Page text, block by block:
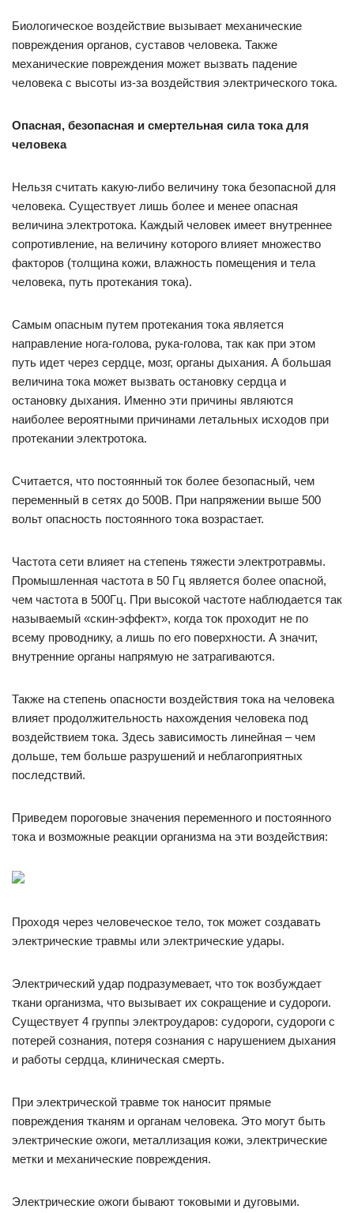
Биологическое воздействие вызывает механические
повреждения органов, суставов человека. Также
механические повреждения может вызвать падение
человека с высоты из-за воздействия электрического тока.
Опасная, безопасная и смертельная сила тока для
человека
Нельзя считать какую-либо величину тока безопасной для
человека. Существует лишь более и менее опасная
величина электротока. Каждый человек имеет внутреннее
сопротивление, на величину которого влияет множество
факторов (толщина кожи, влажность помещения и тела
человека, путь протекания тока).
Самым опасным путем протекания тока является
направление нога-голова, рука-голова, так как при этом
путь идет через сердце, мозг, органы дыхания. А большая
величина тока может вызвать остановку сердца и
остановку дыхания. Именно эти причины являются
наиболее вероятными причинами летальных исходов при
протекании электротока.
Считается, что постоянный ток более безопасный, чем
переменный в сетях до 500В. При напряжении выше 500
вольт опасность постоянного тока возрастает.
Частота сети влияет на степень тяжести электротравмы.
Промышленная частота в 50 Гц является более опасной,
чем частота в 500Гц. При высокой частоте наблюдается так
называемый «скин-эффект», когда ток проходит не по
всему проводнику, а лишь по его поверхности. А значит,
внутренние органы напрямую не затрагиваются.
Также на степень опасности воздействия тока на человека
влияет продолжительность нахождения человека под
воздействием тока. Здесь зависимость линейная – чем
дольше, тем больше разрушений и неблагоприятных
последствий.
Приведем пороговые значения переменного и постоянного
тока и возможные реакции организма на эти воздействия:
Проходя через человеческое тело, ток может создавать
электрические травмы или электрические удары.
Электрический удар подразумевает, что ток возбуждает
ткани организма, что вызывает их сокращение и судороги.
Существует 4 группы электроударов: судороги, судороги с
потерей сознания, потеря сознания с нарушением дыхания
и работы сердца, клиническая смерть.
При электрической травме ток наносит прямые
повреждения тканям и органам человека. Это могут быть
электрические ожоги, металлизация кожи, электрические
метки и механические повреждения.
Электрические ожоги бывают токовыми и дуговыми.